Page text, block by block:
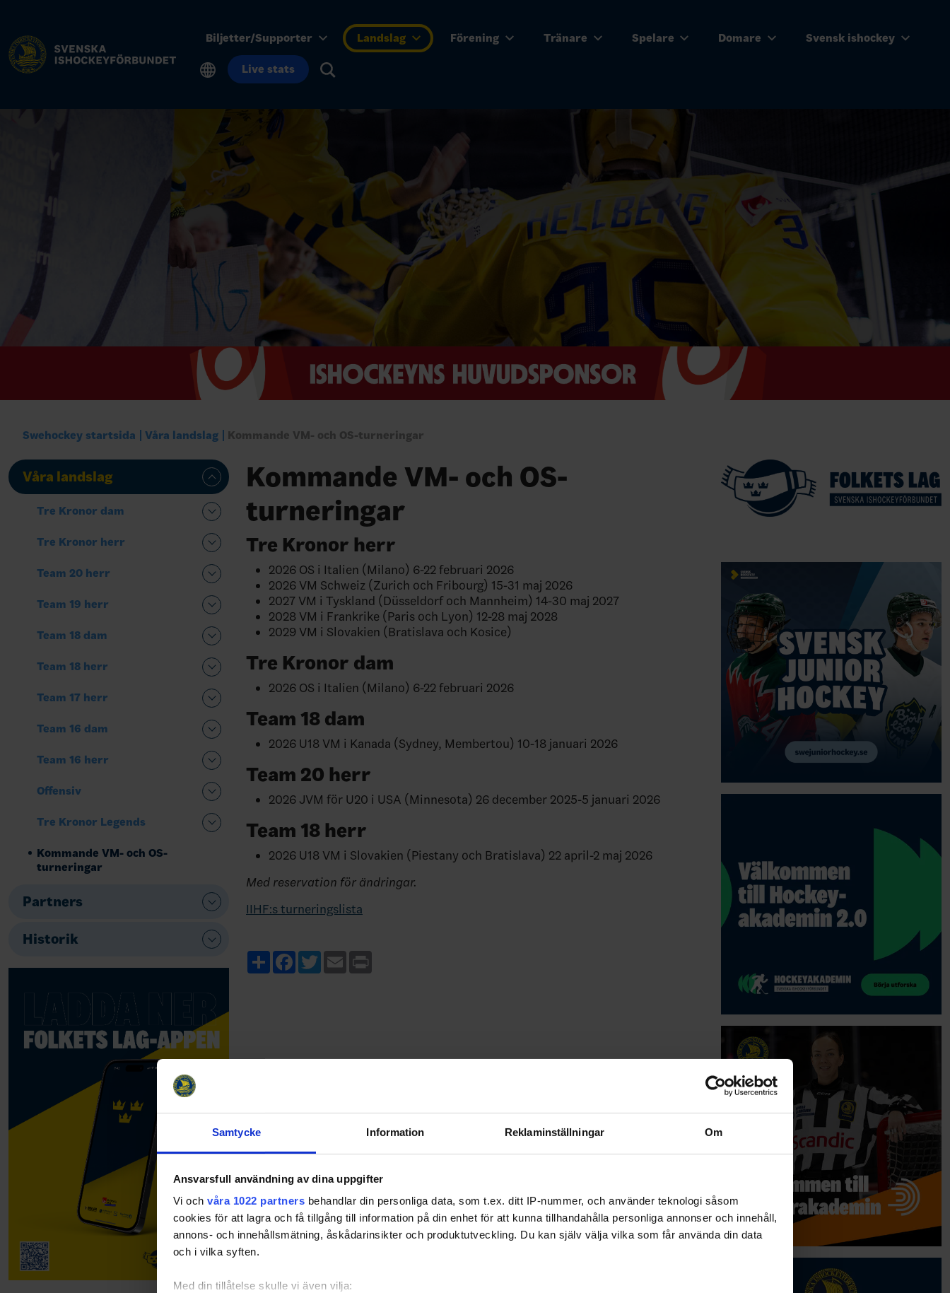
Samtycke Information Reklaminställningar Om
Ansvarsfull användning av dina uppgifter
Vi och våra 1022 partners behandlar din personliga data, som t.ex. ditt IP-nummer, och använder teknologi såsom
cookies för att lagra och få tillgång till information på din enhet för att kunna tillhandahålla personliga annonser och innehåll,
annons- och innehållsmätning, åskådarinsikter och produktutveckling. Du kan själv välja vilka som får använda din data
och i vilka syften.
Med din tillåtelse skulle vi även vilja:
Biljetter/Supporter Landslag Förening Tränare Spelare Domare Svensk ishockey
Live stats
Swehockey startsida Våra landslag Kommande VM- och OS-turneringar
Våra landslag
Tre Kronor dam
Tre Kronor herr
Team 20 herr
Team 19 herr
Team 18 dam
Team 18 herr
Team 17 herr
Team 16 dam
Team 16 herr
Offensiv
Tre Kronor Legends
Kommande VM- och OS-
turneringar
Partners
Historik
Kommande VM- och OS-
turneringar
Tre Kronor herr
2026 OS i Italien (Milano) 6-22 februari 2026
2026 VM Schweiz (Zurich och Fribourg) 15-31 maj 2026
2027 VM i Tyskland (Düsseldorf och Mannheim) 14-30 maj 2027
2028 VM i Frankrike (Paris och Lyon) 12-28 maj 2028
2029 VM i Slovakien (Bratislava och Kosice)
Tre Kronor dam
2026 OS i Italien (Milano) 6-22 februari 2026
Team 18 dam
2026 U18 VM i Kanada (Sydney, Membertou) 10-18 januari 2026
Team 20 herr
2026 JVM för U20 i USA (Minnesota) 26 december 2025-5 januari 2026
Team 18 herr
2026 U18 VM i Slovakien (Piestany och Bratislava) 22 april-2 maj 2026
Med reservation för ändringar.
IIHF:s turneringslista
ShareFacebook
TwitterEmail